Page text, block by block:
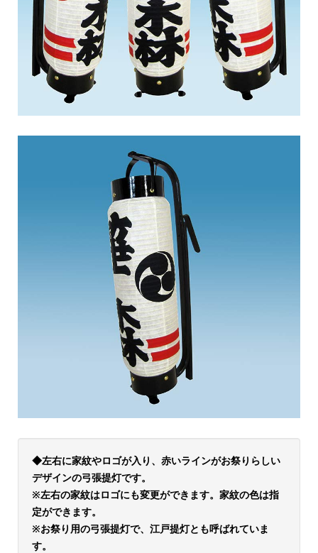
◆左右に家紋やロゴが入り、赤いラインがお祭りらしい
デザインの弓張提灯です。
※左右の家紋はロゴにも変更ができます。家紋の色は指
定ができます。
※お祭り用の弓張提灯で、江戸提灯とも呼ばれていま
す。